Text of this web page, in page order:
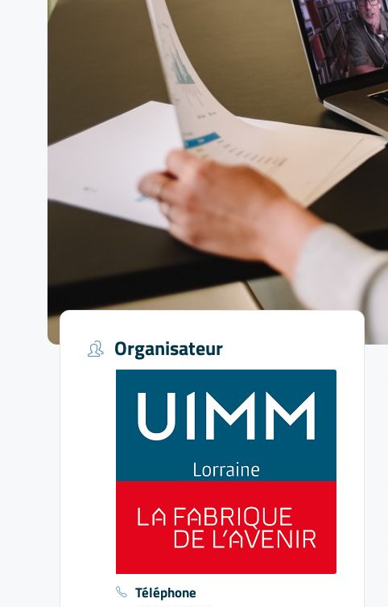
Organisateur
Téléphone